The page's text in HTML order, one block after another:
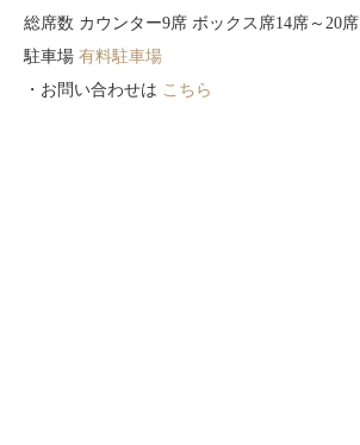
総席数 カウンター9席 ボックス席14席～20席
駐車場 有料駐車場
・お問い合わせは こちら